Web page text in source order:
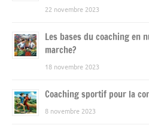
22 novembre 2023
Les bases du coaching en
marche?
18 novembre 2023
Coaching sportif pour la
8 novembre 2023